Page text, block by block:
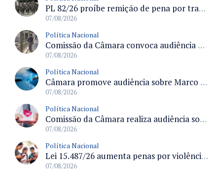
PL 82/26 proíbe remição de pena por trabalho em funções militares para condenados por crimes contra o Estado Democrático de Direito
07/08/2026
Política Nacional
Comissão da Câmara convoca audiência para discutir misoginia nas escolas e universidades após divulgação de listas misóginas
07/08/2026
Política Nacional
Câmara promove audiência sobre Marco de Fomento à Economia Digital e impactos da inteligência artificial
07/08/2026
Política Nacional
Comissão da Câmara realiza audiência sobre apostas online para medir o tamanho do mercado ilegal
07/08/2026
Política Nacional
Lei 15.487/26 aumenta penas por violência sexual digital contra crianças e adolescentes e autoriza ronda virtual para investigação
07/08/2026